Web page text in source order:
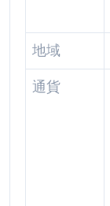
地域
通貨